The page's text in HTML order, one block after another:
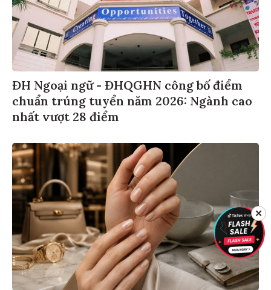
ĐH Ngoại ngữ - ĐHQGHN công bố điểm
chuẩn trúng tuyển năm 2026: Ngành cao
nhất vượt 28 điểm
✕